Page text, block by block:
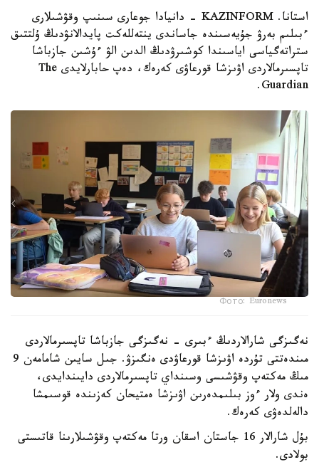
استانا. KAZINFORM - دانيادا جوعارى سىنىپ وقۋشىلارى
ءبىلىم بەرۋ جۇيەسىندە جاساندى ينتەللەكت پايدالانۋدىڭ ۇلتتىق
ستراتەگياسى اياسىندا كوشىرۋدىڭ الدىن الۋ ءۇشىن جازباشا
تاپسىرمالاردى اۋىزشا قورعاۋى كەرەك، دەپ حابارلايدى The
Guardian.
Фото: Euronews
نەگىزگى شارالاردىڭ ءبىرى - نەگىزگى جازباشا تاپسىرمالاردى
مىندەتتى تۇردە اۋىزشا قورعاۋدى ەنگىزۋ. جىل سايىن شامامەن 9
مىڭ مەكتەپ وقۋشىسى وسىنداي تاپسىرمالاردى دايىندايدى،
ەندى ولار ءوز بىلىمدەرىن اۋىزشا ەمتيحان كەزىندە قوسىمشا
دالەلدەۋى كەرەك.
بۇل شارالار 16 جاستان اسقان ورتا مەكتەپ وقۋشىلارىنا قاتىستى
بولادى.